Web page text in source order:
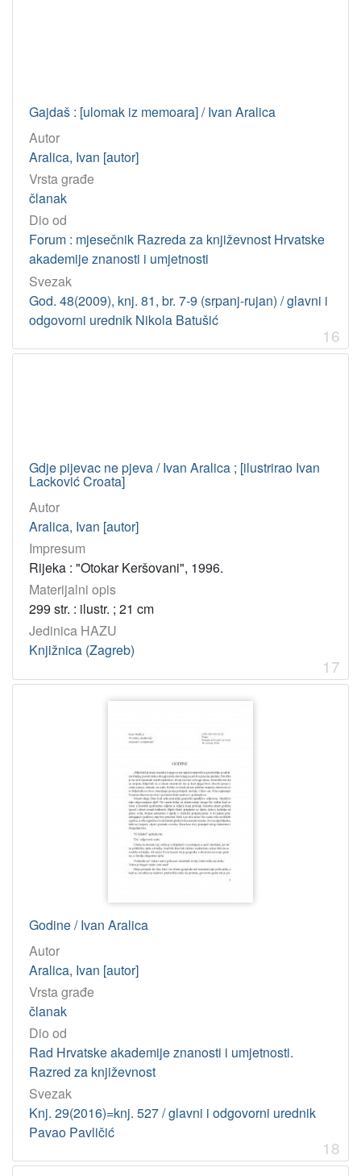
Gajdaš : [ulomak iz memoara] / Ivan Aralica
Autor
Aralica, Ivan [autor]
Vrsta građe
članak
Dio od
Forum : mjesečnik Razreda za književnost Hrvatske
akademije znanosti i umjetnosti
Svezak
God. 48(2009), knj. 81, br. 7-9 (srpanj-rujan) / glavni i
odgovorni urednik Nikola Batušić
16
Gdje pijevac ne pjeva / Ivan Aralica ; [ilustrirao Ivan
Lacković Croata]
Autor
Aralica, Ivan [autor]
Impresum
Rijeka : "Otokar Keršovani", 1996.
Materijalni opis
299 str. : ilustr. ; 21 cm
Jedinica HAZU
Knjižnica (Zagreb)
17
Godine / Ivan Aralica
Autor
Aralica, Ivan [autor]
Vrsta građe
članak
Dio od
Rad Hrvatske akademije znanosti i umjetnosti.
Razred za književnost
Svezak
Knj. 29(2016)=knj. 527 / glavni i odgovorni urednik
Pavao Pavličić
18